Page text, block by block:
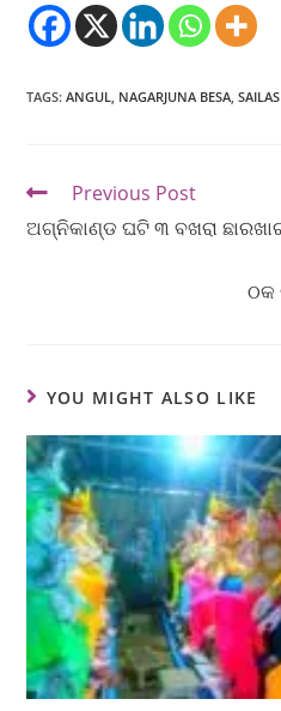
TAGS:ANGUL, NAGARJUNA BESA,
Previous Post
ଅଗ୍ନିକାଣ୍ଡ ଘଟି ୩ ବଖରା
ଠକ
YOU MIGHT ALSO LIKE